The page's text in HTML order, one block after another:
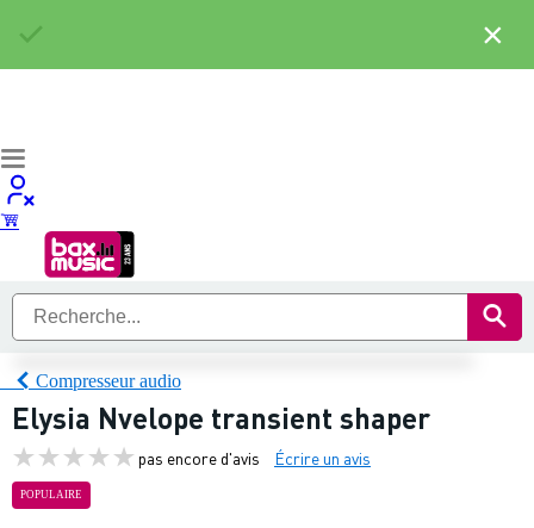
Compresseur audio
Elysia Nvelope transient shaper
pas encore d'avis Écrire un avis
POPULAIRE
×